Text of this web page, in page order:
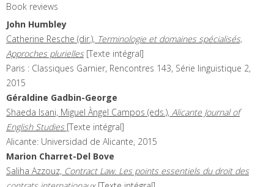
Book reviews
John Humbley
Catherine Resche (dir.), Terminologie et domaines spécialisés,
Approches plurielles [Texte intégral]
Paris : Classiques Garnier, Rencontres 143, Série linguistique 2,
2015
Géraldine Gadbin-George
Shaeda Isani, Miguel Àngel Campos (eds.), Alicante Journal of
English Studies [Texte intégral]
Alicante: Universidad de Alicante, 2015
Marion Charret-Del Bove
Saliha Azzouz, Contract Law. Les points essentiels du droit des